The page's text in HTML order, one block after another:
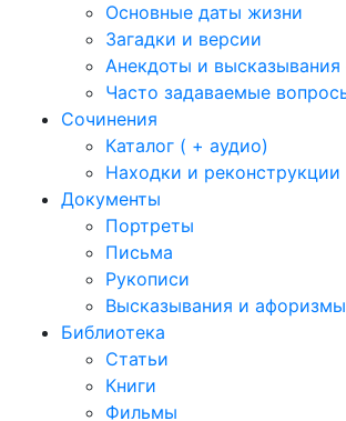
Основные даты жизни
Загадки и версии
Анекдоты и высказывания
Часто задаваемые
Сочинения
Каталог ( + аудио)
Находки и реконструкции
Документы
Портреты
Письма
Рукописи
Высказывания и афоризмы
Библиотека
Статьи
Книги
Фильмы